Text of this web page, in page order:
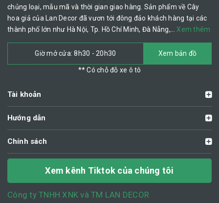
chủng loại, mẫu mã và thời gian giao hàng. Sản phẩm về Cây
hoa giả của Lan Decor đã vươn tới đông đảo khách hàng tại các
thành phố lớn như Hà Nội, Tp. Hồ Chí Minh, Đà Nẵng,… Xem thêm
Giờ mở cửa: 8h30 - 20h30 Xem bản đồ
** Có chỗ đỗ xe ô tô
Tài khoản
Hướng dẫn
Chính sách
Xem kênh Tiktok của chúng tôi
Công ty TNHH XNK và TM LAN DECOR